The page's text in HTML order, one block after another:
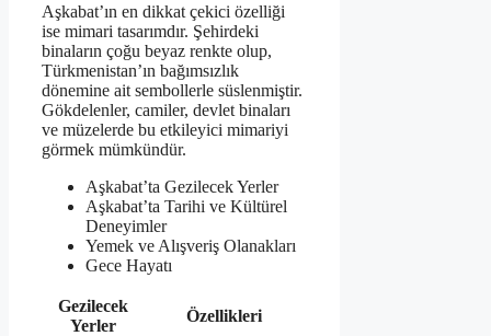
Aşkabat’ın en dikkat çekici özelliği
ise mimari tasarımdır. Şehirdeki
binaların çoğu beyaz renkte olup,
Türkmenistan’ın bağımsızlık
dönemine ait sembollerle süslenmiştir.
Gökdelenler, camiler, devlet binaları
ve müzelerde bu etkileyici mimariyi
görmek mümkündür.
Aşkabat’ta Gezilecek Yerler
Aşkabat’ta Tarihi ve Kültürel
Deneyimler
Yemek ve Alışveriş Olanakları
Gece Hayatı
Gezilecek
Yerler
Özellikleri